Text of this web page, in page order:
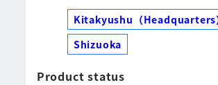
Kitakyushu（Headquarters
Shizuoka
Product status